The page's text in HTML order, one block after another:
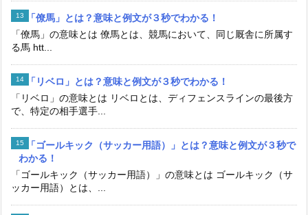
「僚馬」とは？意味と例文が３秒でわかる！
「僚馬」の意味とは 僚馬とは、競馬において、同じ厩舎に所属す
る馬 htt...
「リベロ」とは？意味と例文が３秒でわかる！
「リベロ」の意味とは リベロとは、ディフェンスラインの最後方
で、特定の相手選手...
「ゴールキック（サッカー用語）」とは？意味と例文が３秒で
わかる！
「ゴールキック（サッカー用語）」の意味とは ゴールキック（サ
ッカー用語）とは、...